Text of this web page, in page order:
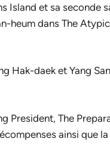
Island et sa seconde
heum dans The
Hak-daek et Yang
President, The
ainsi que